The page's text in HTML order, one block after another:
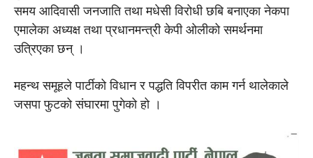
समय आदिवासी जनजाति तथा मधेसी विरोधी छबि बनाएका नेकपा
एमालेका अध्यक्ष तथा प्रधानमन्त्री केपी ओलीको समर्थनमा
उत्रिएका छन् ।
महन्थ समूहले पार्टीको विधान र पद्धति विपरीत काम गर्न थालेकाले
जसपा फुटको संघारमा पुगेको हो ।